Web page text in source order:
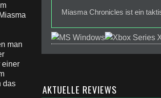
man
einer
das
Miasma Chronicles ist ein
AKTUELLE REVIEWS